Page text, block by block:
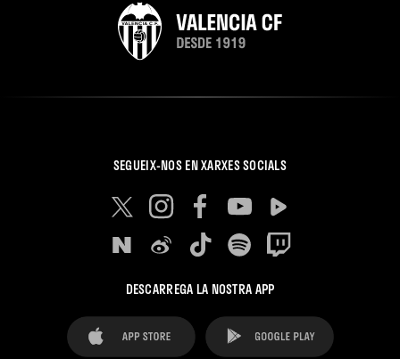
SEGUEIX-NOS EN XARXES SOCIALS
DESCARREGA LA NOSTRA APP